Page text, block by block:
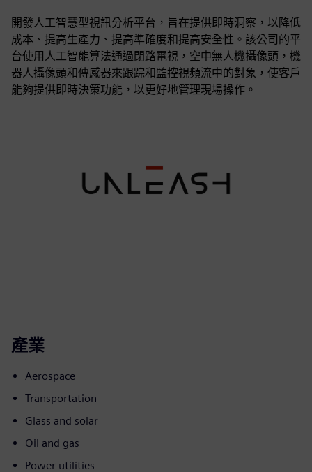
開發人工智慧型視訊分析平台，旨在提供即時洞察，以降低
成本、提高生產力、提高準確度和提高安全性。該公司的平
台使用人工智能算法通過閉路電視，空中無人機攝像頭，機
器人攝像頭和傳感器來跟踪和監控視頻流中的對象，使客戶
能夠提供即時決策功能，以更好地管理現場操作。
產業
Aerospace
Transportation
Glass and solar
Oil and gas
Power utilities